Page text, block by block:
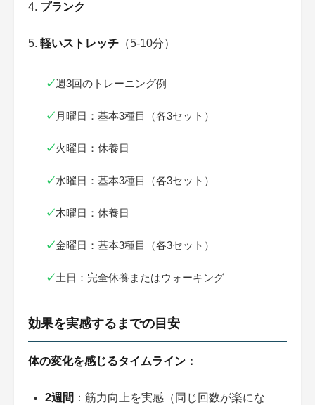
4. プランク
5. 軽いストレッチ （5-10分）
✓週3回のトレーニング例
✓ 月曜日：基本3種目（各3セット）
✓火曜日：休養日
✓水曜日：基本3種目（各3セット）
✓木曜日：休養日
✓金曜日：基本3種目（各3セット）
✓土日：完全休養またはウォーキング
効果を実感するまでの目安
体の変化を感じるタイムライン：
2週間 ：筋力向上を実感（同じ回数が楽にな